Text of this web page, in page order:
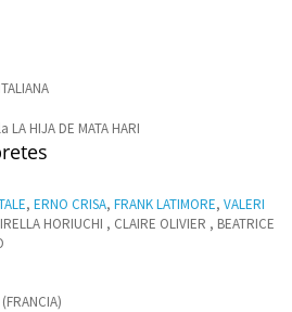
, ERNO CRISA, FRANK LATIMORE, VALERI
HORIUCHI , CLAIRE OLIVIER , BEATRICE